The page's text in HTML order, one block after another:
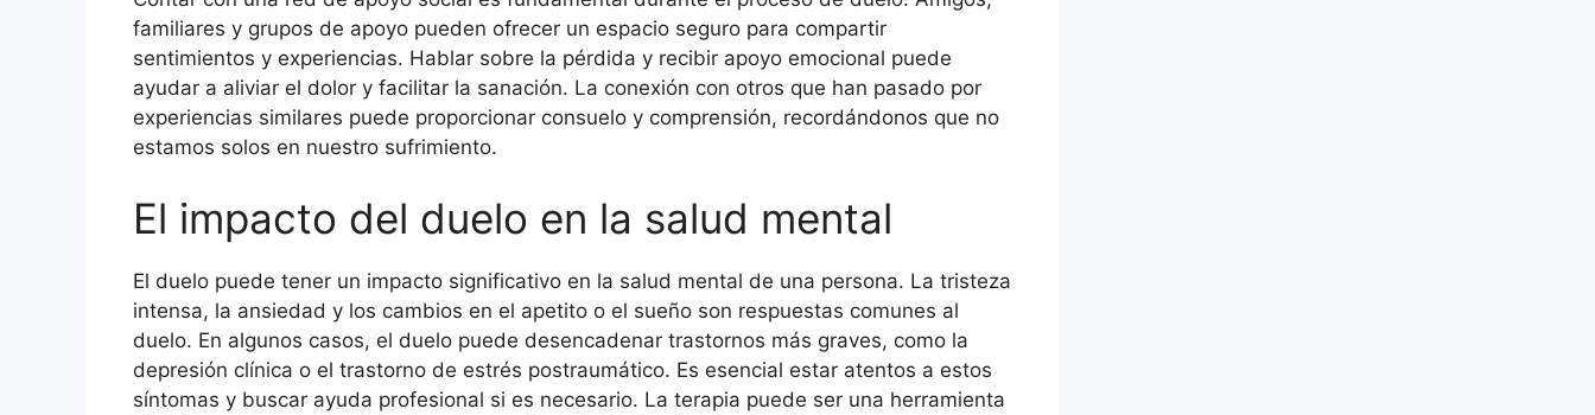
familiares y grupos de apoyo pueden ofrecer un espacio seguro para compartir
sentimientos y experiencias. Hablar sobre la pérdida y recibir apoyo emocional puede
ayudar a aliviar el dolor y facilitar la sanación. La conexión con otros que han pasado por
experiencias similares puede proporcionar consuelo y comprensión, recordándonos que no
estamos solos en nuestro sufrimiento.
El impacto del duelo en la salud mental
El duelo puede tener un impacto significativo en la salud mental de una persona. La tristeza
intensa, la ansiedad y los cambios en el apetito o el sueño son respuestas comunes al
duelo. En algunos casos, el duelo puede desencadenar trastornos más graves, como la
depresión clínica o el trastorno de estrés postraumático. Es esencial estar atentos a estos
síntomas y buscar ayuda profesional si es necesario. La terapia puede ser una herramienta